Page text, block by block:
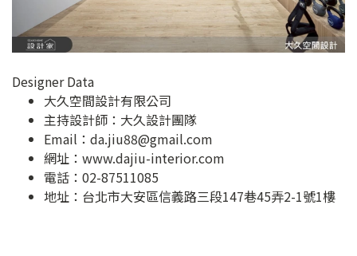
Designer Data
大久空間設計有限公司
主持設計師：大久設計團隊
Email： da.jiu88@gmail.com
網址： www.dajiu-interior.com
電話：02-87511085
地址： 台北市大安區信義路三段147巷45弄2-1號1樓